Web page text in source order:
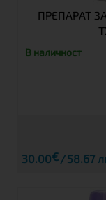
ПРЕПАРАТ
В наличност
30.00€ 58.67